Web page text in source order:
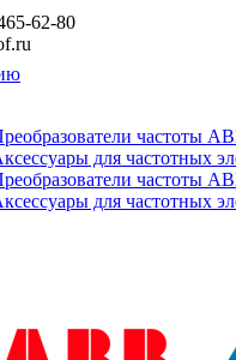
62-80
частоты
для частотных
частоты
для частотных